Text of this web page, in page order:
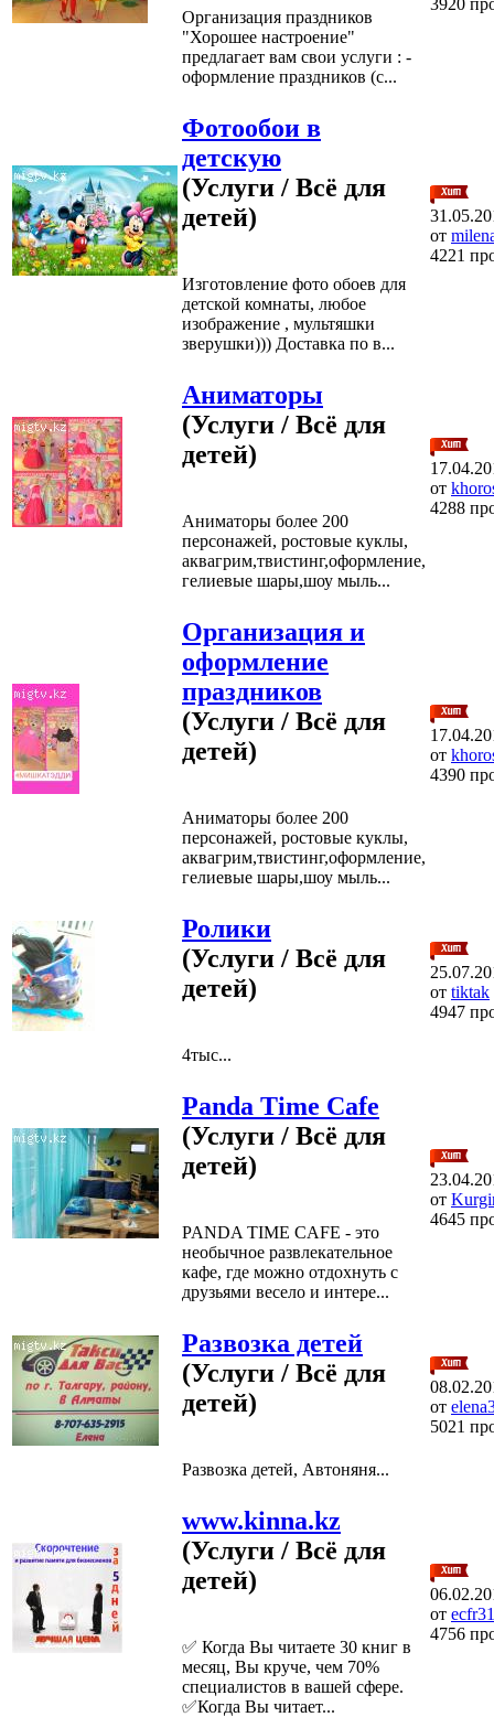
Организация праздников
"Хорошее настроение"
предлагает вам свои услуги : -
оформление праздников (с...
Фотообои в
детскую
(Услуги / Всё для
детей)
Изготовление фото обоев для
детской комнаты, любое
изображение , мультяшки
зверушки))) Доставка по в...
от
4221
Аниматоры
(Услуги / Всё для
детей)
Аниматоры более 200
персонажей, ростовые куклы,
аквагрим,твистинг,оформление,
гелиевые шары,шоу мыль...
от
4288
Организация и
оформление
праздников
(Услуги / Всё для
детей)
Аниматоры более 200
персонажей, ростовые куклы,
аквагрим,твистинг,оформление,
гелиевые шары,шоу мыль...
от
4390
Ролики
(Услуги / Всё для
детей)
4тыс...
от tiktak
4947
Panda Time Cafe
(Услуги / Всё для
детей)
PANDA TIME CAFE - это
необычное развлекательное
кафе, где можно отдохнуть с
друзьями весело и интере...
от
4645
Развозка детей
(Услуги / Всё для
детей)
Развозка детей, Автоняня...
от
5021
www.kinna.kz
(Услуги / Всё для
детей)
✅ Когда Вы читаете 30 книг в
месяц, Вы круче, чем 70%
специалистов в вашей сфере.
✅Когда Вы читает...
от
4756